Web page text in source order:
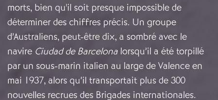
morts, bien qu'il soit presque impossible de
déterminer des chiffres précis. Un groupe
d’Australiens, peut-être dix, a sombré avec le
navire Ciudad de Barcelona lorsqu’il a été torpillé
par un sous-marin italien au large de Valence en
mai 1937, alors qu’il transportait plus de 300
nouvelles recrues des Brigades internationales.